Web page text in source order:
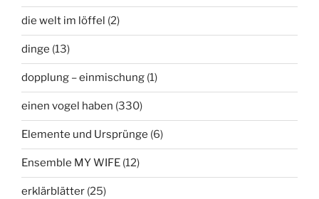
die welt im löffel (2)
dinge (13)
dopplung – einmischung (1)
einen vogel haben (330)
Elemente und Ursprünge (6)
Ensemble MY WIFE (12)
erklärblätter (25)